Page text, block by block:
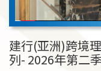
建行(亚洲)跨境
列- 2026年第二